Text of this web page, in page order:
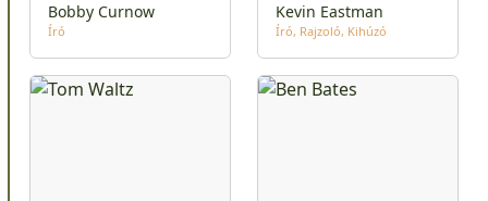
Bobby Curnow
Író
Kevin Eastman
Író Rajzoló Kihúzó